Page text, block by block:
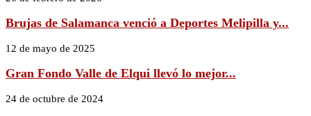
Brujas de Salamanca venció a Deportes Melipilla y...
12 de mayo de 2025
Gran Fondo Valle de Elqui llevó lo mejor...
24 de octubre de 2024